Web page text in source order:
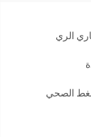
الري
الصحي